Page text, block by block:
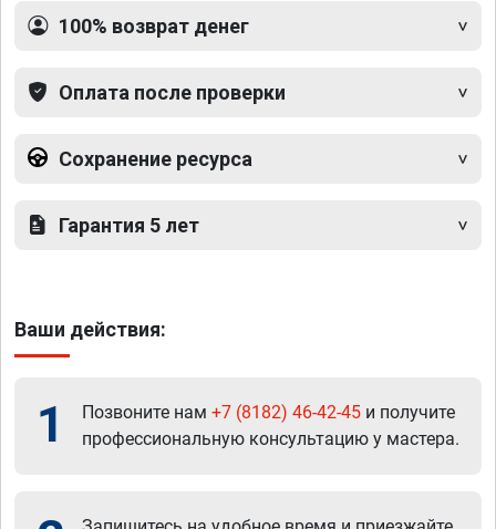
100% возврат денег
Оплата после проверки
Сохранение ресурса
Гарантия 5 лет
Ваши действия:
1 Позвоните нам +7 (8182) 46-42-45 и получите
профессиональную консультацию у мастера.